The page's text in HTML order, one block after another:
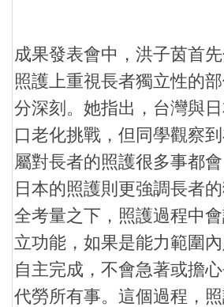
成果發表會中，洪子茵首
照護上重視長者獨立性的
分深刻。她指出，台灣與
口老化挑戰，但同學觀察
屬對長者的照護很多事都
日本的照護則更強調長者
全考量之下，照護過程中
立功能，如果是能力範圍
自主完成，不會急著或擔
代勞所有事。這個過程，